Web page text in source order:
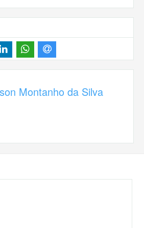
Montanho da Silva